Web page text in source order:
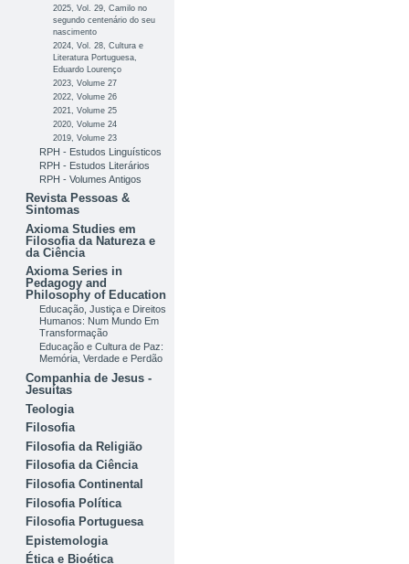
2025, Vol. 29, Camilo no
segundo centenário do seu
nascimento
2024, Vol. 28, Cultura e
Literatura Portuguesa,
Eduardo Lourenço
2023, Volume 27
2022, Volume 26
2021, Volume 25
2020, Volume 24
2019, Volume 23
RPH - Estudos Linguísticos
RPH - Estudos Literários
RPH - Volumes Antigos
Revista Pessoas &
Sintomas
Axioma Studies em
Filosofia da Natureza e
da Ciência
Axioma Series in
Pedagogy and
Philosophy of Education
Educação, Justiça e Direitos
Humanos: Num Mundo Em
Transformação
Educação e Cultura de Paz:
Memória, Verdade e Perdão
Companhia de Jesus -
Jesuítas
Teologia
Filosofia
Filosofia da Religião
Filosofia da Ciência
Filosofia Continental
Filosofia Política
Filosofia Portuguesa
Epistemologia
Ética e Bioética